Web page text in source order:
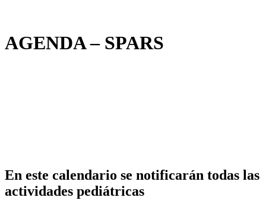
AGENDA – SPARS
En este calendario se notificarán todas las
actividades pediátricas